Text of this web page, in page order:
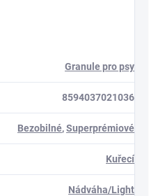
Granule pro psy
8594037021036
Bezobilné,Superprémiové
Kuřecí
Nádváha/Light